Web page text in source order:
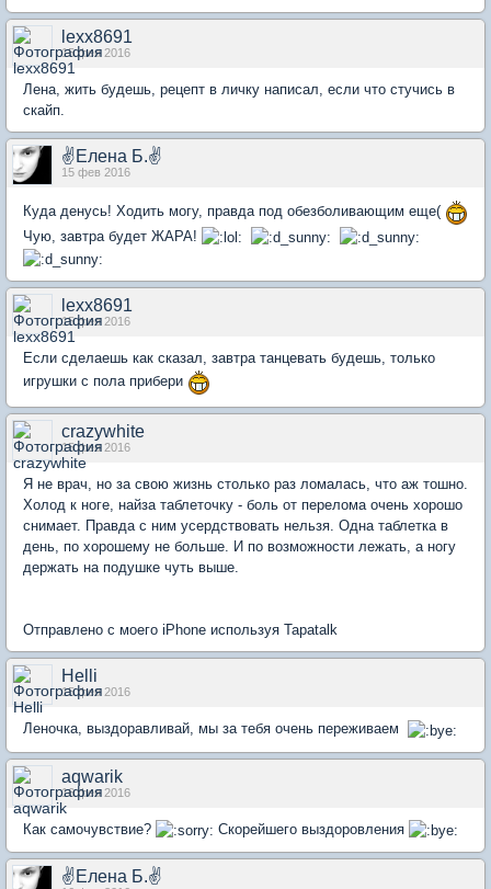
lexx8691
15 фев 2016
Лена, жить будешь, рецепт в личку написал, если что стучись в
скайп.
✌Елена Б.✌
15 фев 2016
Куда денусь! Ходить могу, правда под обезболивающим еще(
Чую, завтра будет ЖАРА!
lexx8691
15 фев 2016
Если сделаешь как сказал, завтра танцевать будешь, только
игрушки с пола прибери
crazywhite
15 фев 2016
Я не врач, но за свою жизнь столько раз ломалась, что аж тошно.
Холод к ноге, найза таблеточку - боль от перелома очень хорошо
снимает. Правда с ним усердствовать нельзя. Одна таблетка в
день, по хорошему не больше. И по возможности лежать, а ногу
держать на подушке чуть выше.
Отправлено с моего iPhone используя Tapatalk
Helli
15 фев 2016
Леночка, выздоравливай, мы за тебя очень переживаем
aqwarik
16 фев 2016
Как самочувствие? Скорейшего выздоровления
✌Елена Б.✌